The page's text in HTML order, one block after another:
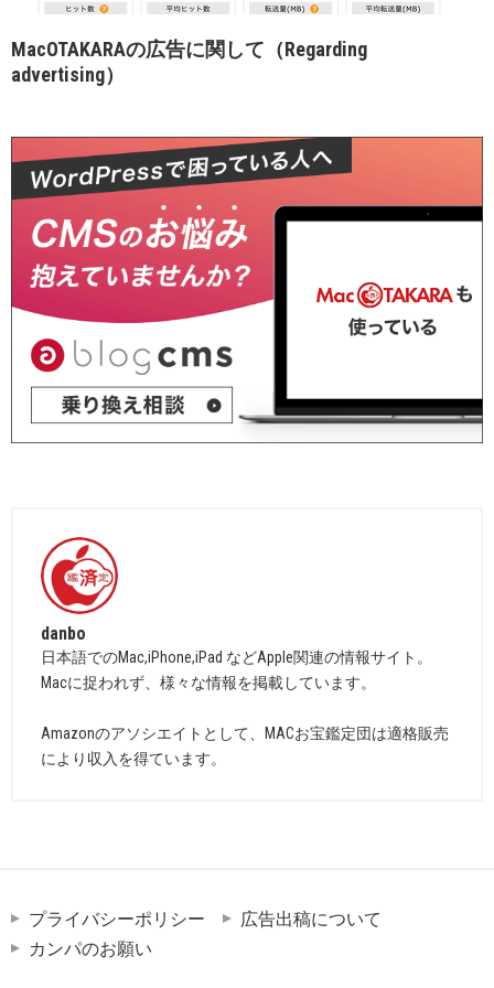
MacOTAKARAの広告に関して（Regarding
advertising）
danbo
日本語でのMac,iPhone,iPad などApple関連の情報サイト。
Macに捉われず、様々な情報を掲載しています。
Amazonのアソシエイトとして、MACお宝鑑定団は適格販売
により収入を得ています。
プライバシーポリシー
広告出稿について
カンパのお願い